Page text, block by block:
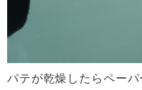
パテが乾燥したらペーパ